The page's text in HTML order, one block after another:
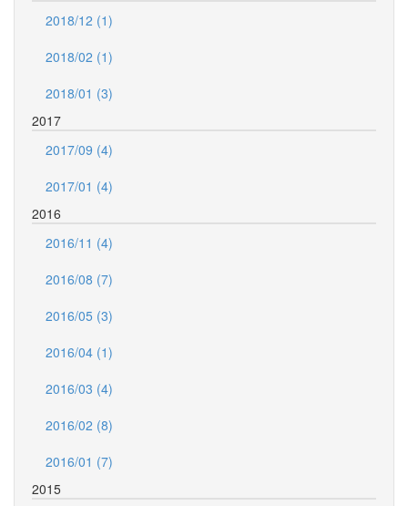
2018/12 (1)
2018/02 (1)
2018/01 (3)
2017
2017/09 (4)
2017/01 (4)
2016
2016/11 (4)
2016/08 (7)
2016/05 (3)
2016/04 (1)
2016/03 (4)
2016/02 (8)
2016/01 (7)
2015